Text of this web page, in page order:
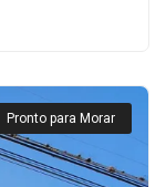
Pronto para Morar